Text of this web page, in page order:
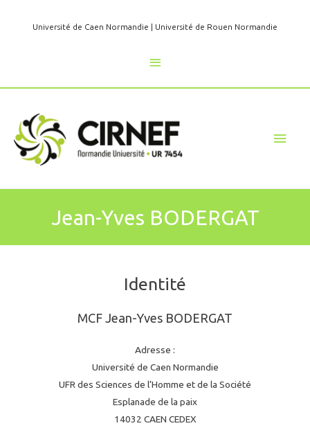
Université de Caen Normandie | Université de Rouen Normandie
Au
dessus
l'en-
Jean-Yves BODERGAT
Identité
MCF Jean-Yves BODERGAT
Adresse :
Université de Caen Normandie
UFR des Sciences de l’Homme et de la Société
Esplanade de la paix
14032 CAEN CEDEX